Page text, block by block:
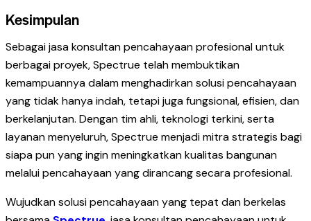
Kesimpulan
Sebagai jasa konsultan pencahayaan profesional untuk
berbagai proyek, Spectrue telah membuktikan
kemampuannya dalam menghadirkan solusi pencahayaan
yang tidak hanya indah, tetapi juga fungsional, efisien, dan
berkelanjutan. Dengan tim ahli, teknologi terkini, serta
layanan menyeluruh, Spectrue menjadi mitra strategis bagi
siapa pun yang ingin meningkatkan kualitas bangunan
melalui pencahayaan yang dirancang secara profesional.
Wujudkan solusi pencahayaan yang tepat dan berkelas